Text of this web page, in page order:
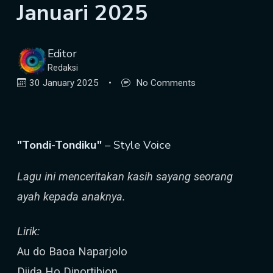
Januari 2025
Editor
Redaksi
30 January 2025 • No Comments
"Tondi-Tondiku" – Style Voice
Lagu ini menceritakan kasih sayang seorang
ayah kepada anaknya.
Lirik:
Au do Baoa Naparjolo